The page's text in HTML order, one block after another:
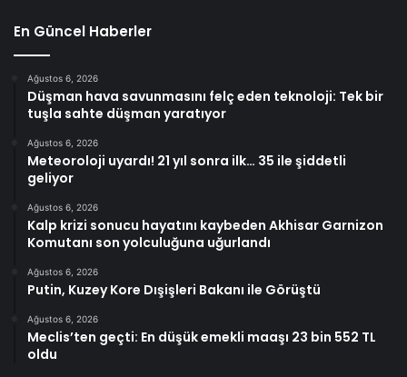
En Güncel Haberler
Ağustos 6, 2026
Düşman hava savunmasını felç eden teknoloji: Tek bir
tuşla sahte düşman yaratıyor
Ağustos 6, 2026
Meteoroloji uyardı! 21 yıl sonra ilk… 35 ile şiddetli
geliyor
Ağustos 6, 2026
Kalp krizi sonucu hayatını kaybeden Akhisar Garnizon
Komutanı son yolculuğuna uğurlandı
Ağustos 6, 2026
Putin, Kuzey Kore Dışişleri Bakanı ile Görüştü
Ağustos 6, 2026
Meclis’ten geçti: En düşük emekli maaşı 23 bin 552 TL
oldu